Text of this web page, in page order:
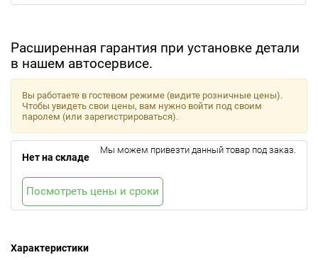
Расширенная гарантия при установке детали
в нашем автосервисе.
Характеристики
Вы работаете в гостевом режиме (видите розничные цены).
Чтобы увидеть свои цены, вам нужно войти под своим
паролем (или зарегистрироваться).
Нет на складе
Мы можем привезти данный товар под заказ.
Посмотреть цены и сроки